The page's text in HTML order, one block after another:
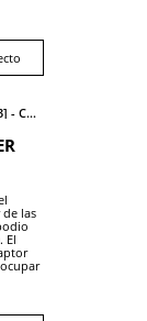
de las
El